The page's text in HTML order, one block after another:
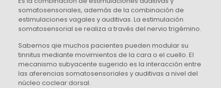
somatosensoriales, además de la combinación de
estimulaciones vagales y auditivas. La estimulación
somatosensorial se realiza a través del nervio trigémino.
Sabemos qie muchos pacientes pueden modular su
tinnitus mediante movimientos de la cara o el cuello. El
mecanismo subyacente sugerido es la interacción entre
las aferencias somatosensoriales y auditivas a nivel del
núcleo coclear dorsal.